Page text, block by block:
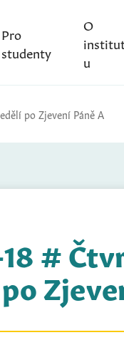
Pro
studenty
O
u
po Zjevení Páně A
#